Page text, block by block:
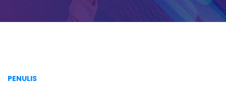
PENULIS